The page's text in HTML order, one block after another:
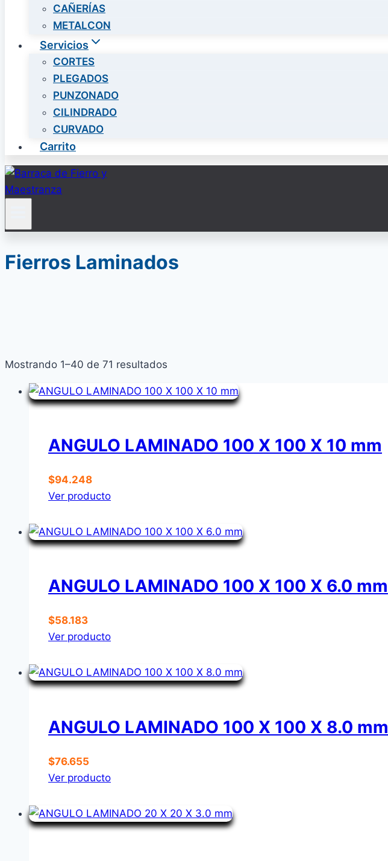
CAÑERÍAS
METALCON
Servicios
CORTES
PLEGADOS
PUNZONADO
CILINDRADO
CURVADO
Carrito
Fierros Laminados
Mostrando 1–40 de 71 resultados
ANGULO LAMINADO 100 X 100 X 10 mm
$94.248
Ver producto
ANGULO LAMINADO 100 X 100 X 6.0 mm
$58.183
Ver producto
ANGULO LAMINADO 100 X 100 X 8.0 mm
$76.655
Ver producto